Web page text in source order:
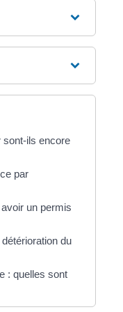
sont-ils encore
par
un permis
du
: quelles sont